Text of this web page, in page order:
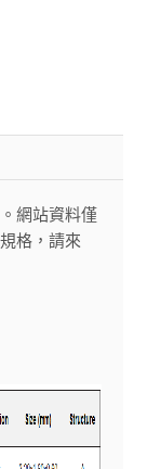
網站資料僅
格，請來